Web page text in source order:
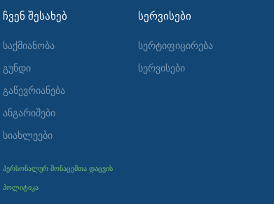
ᲩᲕᲔᲜ ᲨᲔᲡᲐᲮᲔᲑ
საქმიანობა
გუნდი
გაწევრიანება
ანგარიშები
სიახლეები
პერსონალურ მონაცემთა დაცვის
პოლიტიკა
ᲡᲔᲠᲕᲘᲡᲔᲑᲘ
სერტიფიცირება
სერვისები